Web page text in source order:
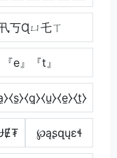
卂丂Ɋㄩ乇ㄒ
e』『t』
℘ąʂզųɛɬ